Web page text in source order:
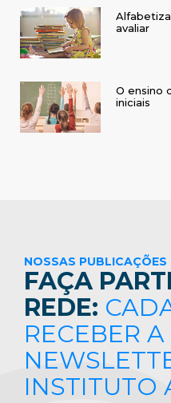
avaliar
O ensino
iniciais
NOSSAS PUBLICAÇÕES
FAÇA
REDE:
RECEBER A
INSTITUTO